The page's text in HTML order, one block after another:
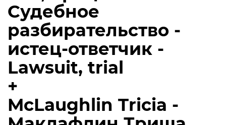
Судебное
разбирательство -
истец-ответчик -
Lawsuit, trial
+
McLaughlin Tricia -